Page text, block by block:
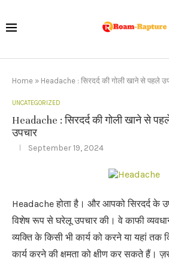
Home » Headache : सिरदर्द की गोली खाने से पहले
UNCATEGORIZED
Headache : सिरदर्द की गोली खाने से
उपचार
September 19, 2024
Headache होता है। और आपको सिरदर्द के
विशेष रूप से घरेलू उपचार की। वे काफी
व्यक्ति के किसी भी कार्य को करने या यहां
कार्य करने की क्षमता को क्षीण कर सकते हैं।